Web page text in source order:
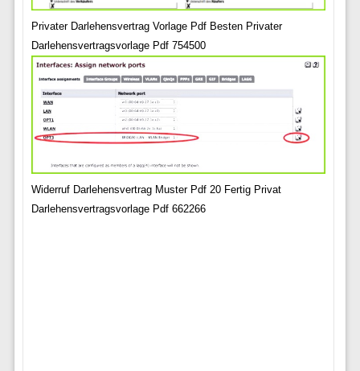
Privater Darlehensvertrag Vorlage Pdf Besten Privater
Darlehensvertragsvorlage Pdf 754500
Widerruf Darlehensvertrag Muster Pdf 20 Fertig Privat
Darlehensvertragsvorlage Pdf 662266